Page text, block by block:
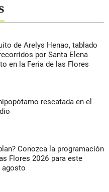
de Arelys Henao, tablado
por Santa Elena
en la Feria de las Flores
rescatada en el
Conozca la programación
Flores 2026 para este
agosto